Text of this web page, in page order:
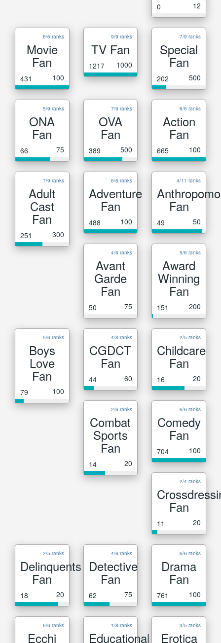
0 12
6/6 ranks
Movie
Fan
431 100
9/9 ranks
TV Fan
1217 1000
7/9 ranks
Special
Fan
202 500
5/9 ranks
ONA
Fan
66 75
7/9 ranks
OVA
Fan
389 500
6/6 ranks
Action
Fan
665 100
7/9 ranks
Adult
Cast
Fan
251 300
6/6 ranks
Adventure
Fan
488 100
4/11 ranks
Fan
49 50
4/6 ranks
Avant
Garde
Fan
50 75
5/6 ranks
Award
Winning
Fan
151 200
5/6 ranks
Boys
Love
Fan
79 100
4/8 ranks
CGDCT
Fan
44 60
2/5 ranks
Childcare
Fan
16 20
2/6 ranks
Combat
Sports
Fan
14 20
6/6 ranks
Comedy
Fan
704 100
2/4 ranks
Fan
11 20
2/5 ranks
Delinquents
Fan
18 20
4/6 ranks
Detective
Fan
62 75
6/6 ranks
Drama
Fan
761 100
6/6 ranks
Ecchi
1/8 ranks
Educational
3/5 ranks
Erotica